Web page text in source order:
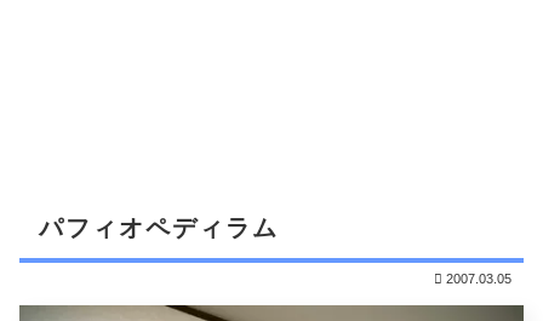
パフィオペディラム
2007.03.05